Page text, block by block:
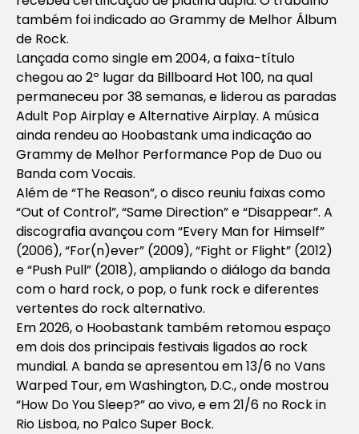
também foi indicado ao Grammy de Melhor Álbum
de Rock.
Lançada como single em 2004, a faixa-título
chegou ao 2º lugar da Billboard Hot 100, na qual
permaneceu por 38 semanas, e liderou as paradas
Adult Pop Airplay e Alternative Airplay. A música
ainda rendeu ao Hoobastank uma indicação ao
Grammy de Melhor Performance Pop de Duo ou
Banda com Vocais.
Além de “The Reason”, o disco reuniu faixas como
“Out of Control”, “Same Direction” e “Disappear”. A
discografia avançou com “Every Man for Himself”
(2006), “For(n)ever” (2009), “Fight or Flight” (2012)
e “Push Pull” (2018), ampliando o diálogo da banda
com o hard rock, o pop, o funk rock e diferentes
vertentes do rock alternativo.
Em 2026, o Hoobastank também retomou espaço
em dois dos principais festivais ligados ao rock
mundial. A banda se apresentou em 13/6 no Vans
Warped Tour, em Washington, D.C., onde mostrou
“How Do You Sleep?” ao vivo, e em 21/6 no Rock in
Rio Lisboa, no Palco Super Bock.